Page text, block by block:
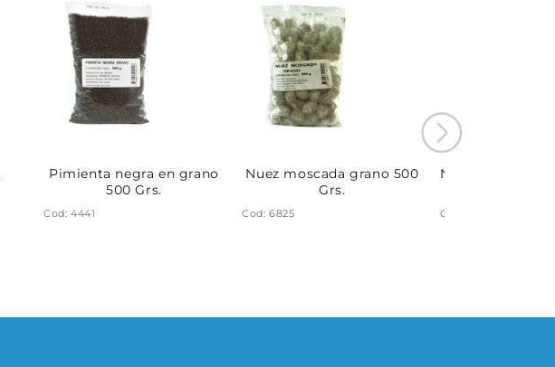
Pimienta negra en grano
500 Grs.
Cod: 4441
Nuez moscada grano 500
Grs.
Cod: 6825
Nuez moscada
Cod: 6444